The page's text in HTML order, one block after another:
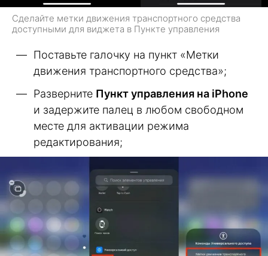
Сделайте метки движения транспортного средства
доступными для виджета в Пункте управления
Поставьте галочку на пункт «Метки
движения транспортного средства»;
Разверните Пункт управления на iPhone
и задержите палец в любом свободном
месте для активации режима
редактирования;